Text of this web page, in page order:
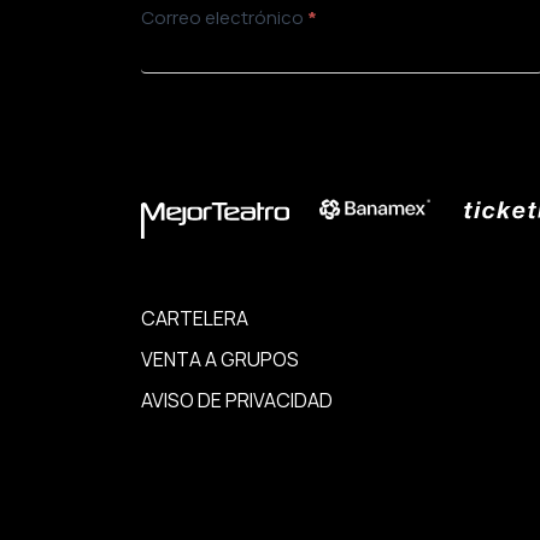
Newsletter
Correo electrónico *
ENVIAR
CARTELERA
VENTA A GRUPOS
AVISO DE PRIVACIDAD